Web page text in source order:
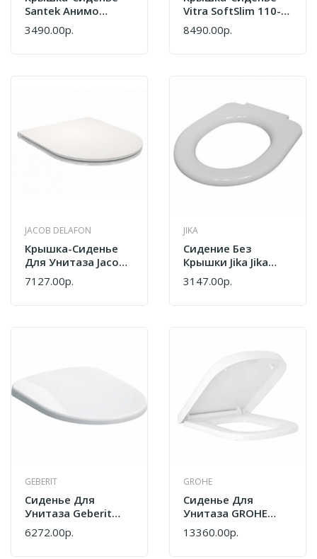
Santek Анимо
1.WH10.6.914 Белый
3490.00р.
Vitra SoftSlim 110-
003-019
8490.00р.
JACOB DELAFON
Крышка-Сиденье
Для Унитаза Jacob
Delafon Rodin+
E23280-00
7127.00р.
JIKA
Сидение Без
Крышки Jika Jika
Olymp
9328.2.300.063.1
3147.00р.
GEBERIT
Сиденье Для
Унитаза Geberit
Selnova 500.337.01.1
Белый
6272.00р.
GROHE
Сиденье Для
Унитаза GROHE
Euro Ceramic
39331002 Белый
13360.00р.